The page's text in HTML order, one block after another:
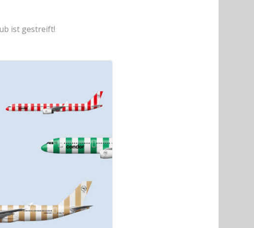
ist gestreift!